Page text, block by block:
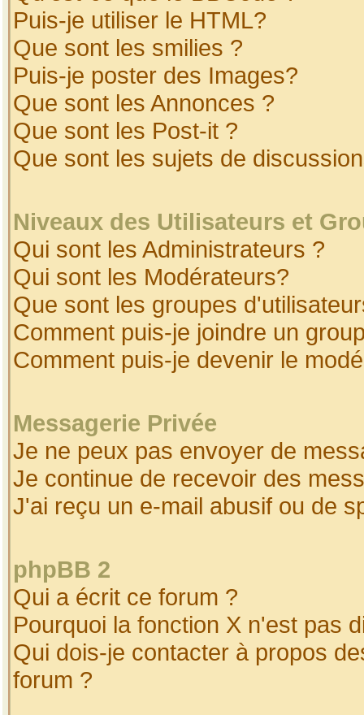
Puis-je utiliser le HTML?
Que sont les smilies ?
Puis-je poster des Images?
Que sont les Annonces ?
Que sont les Post-it ?
Que sont les sujets de
Niveaux des Utilisateurs et
Qui sont les Administrateurs ?
Qui sont les Modérateurs?
Que sont les groupes
Comment puis-je joindre un
Comment puis-je devenir le
Messagerie Privée
Je ne peux pas envoyer de
Je continue de recevoir des
J'ai reçu un e-mail abusif ou de
phpBB 2
Qui a écrit ce forum ?
Pourquoi la fonction X n'est pas
Qui dois-je contacter à propos
forum ?